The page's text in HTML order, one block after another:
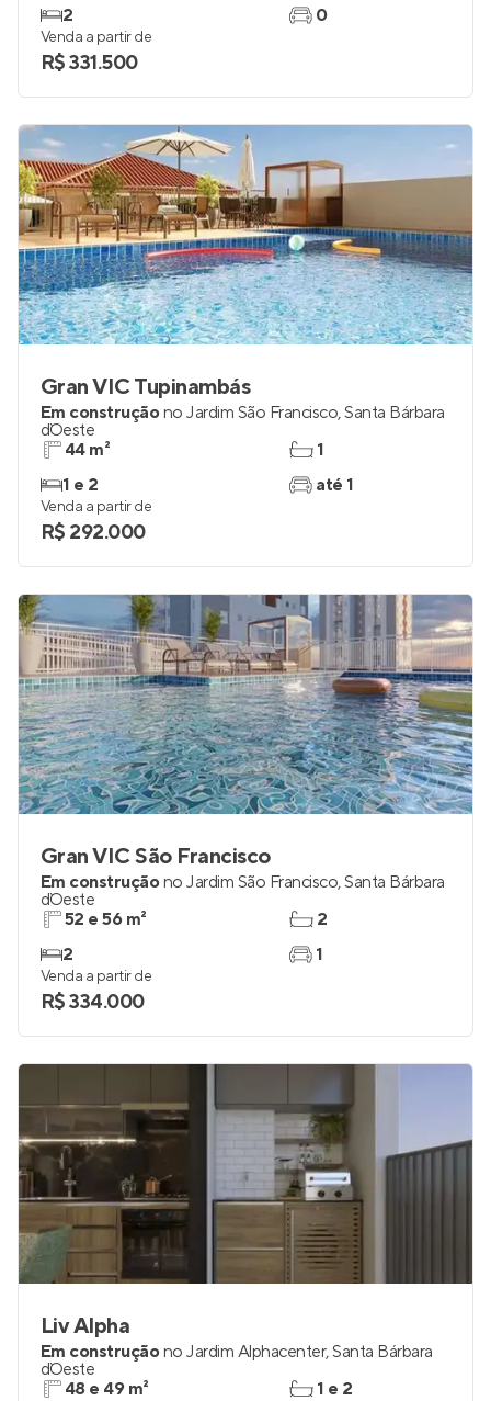
2
0
Venda a partir de
R$ 331.500
Gran VIC Tupinambás
Em construçãono Jardim São Francisco,Santa Bárbara
d`Oeste
44 m²
1 e 2
1
até 1
Venda a partir de
R$ 292.000
Gran VIC São Francisco
Em construçãono Jardim São Francisco,Santa Bárbara
d`Oeste
52 e 56 m²
2
2
1
Venda a partir de
R$ 334.000
Liv Alpha
Em construçãono Jardim Alphacenter,Santa Bárbara
d`Oeste
48 e 49 m²
1 e 2